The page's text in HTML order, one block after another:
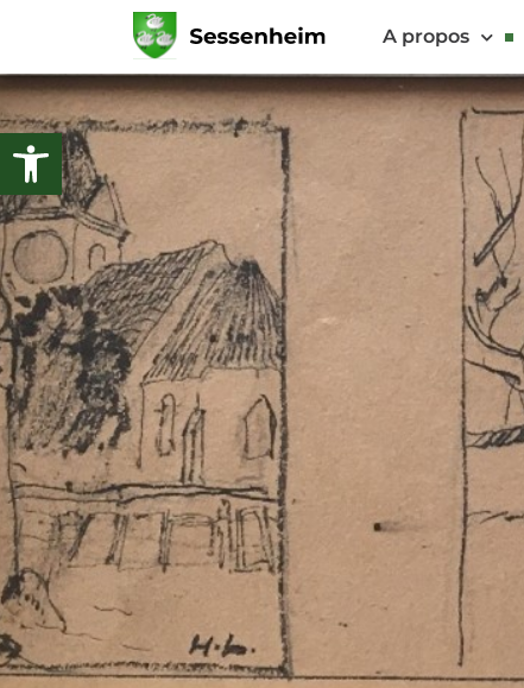
Ouvrir la barre d’outils
A propos